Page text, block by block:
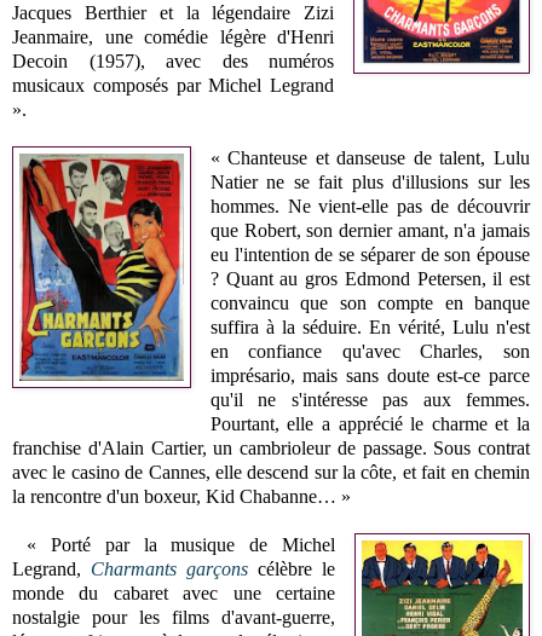
Jacques Berthier et la légendaire Zizi
Jeanmaire, une comédie légère d'Henri
Decoin (1957), avec des numéros
musicaux composés par Michel Legrand
».
« Chanteuse et danseuse de talent, Lulu
Natier ne se fait plus d'illusions sur les
hommes. Ne vient-elle pas de découvrir
que Robert, son dernier amant, n'a jamais
eu l'intention de se séparer de son épouse
? Quant au gros Edmond Petersen, il est
convaincu que son compte en banque
suffira à la séduire. En vérité, Lulu n'est
en confiance qu'avec Charles, son
imprésario, mais sans doute est-ce parce
qu'il ne s'intéresse pas aux femmes.
Pourtant, elle a apprécié le charme et la
franchise d'Alain Cartier, un cambrioleur de passage. Sous contrat
avec le casino de Cannes, elle descend sur la côte, et fait en chemin
la rencontre d'un boxeur, Kid Chabanne… »
« Porté par la musique de Michel
Legrand, Charmants garçons célèbre le
monde du cabaret avec une certaine
nostalgie pour les films d'avant-guerre,